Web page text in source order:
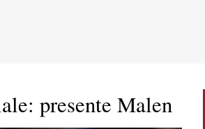
presente Malen